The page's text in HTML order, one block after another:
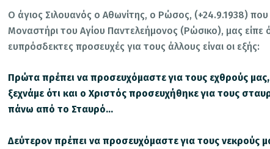
Ο άγιος Σιλουανός ο Αθωνίτης, ο Ρώσος, (+24.9.1938)
Μοναστήρι του Αγίου Παντελεήμονος (Ρώσικο), μας είπε
ευπρόσδεκτες προσευχές για τους άλλους είναι οι εξής:
Πρώτα πρέπει να προσευχόμαστε για τους εχθρούς μας,
ξεχνάμε ότι και ο Χριστός προσευχήθηκε για τους
πάνω από το Σταυρό…
Δεύτερον πρέπει να προσευχόμαστε για τους νεκρούς